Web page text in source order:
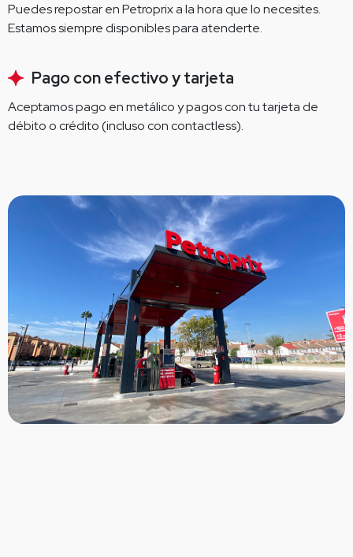
Puedes repostar en Petroprix a la hora que lo necesites.
Estamos siempre disponibles para atenderte.
Pago con efectivo y tarjeta
Aceptamos pago en metálico y pagos con tu tarjeta de
débito o crédito (incluso con contactless).